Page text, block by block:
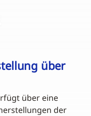
über
über eine
der